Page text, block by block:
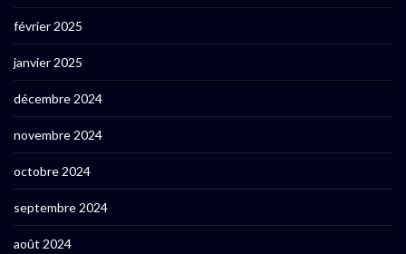
février 2025
janvier 2025
décembre 2024
novembre 2024
octobre 2024
septembre 2024
août 2024